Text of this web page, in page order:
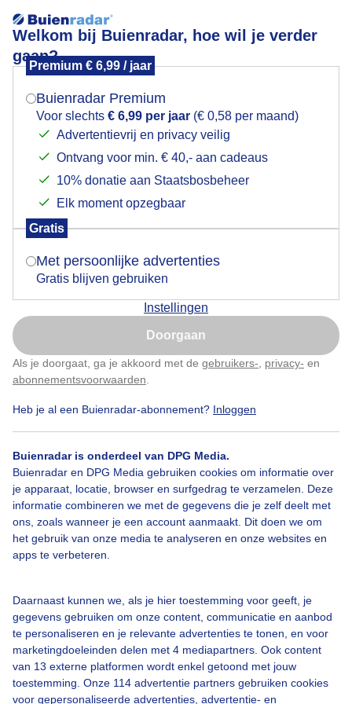
Welkom bij Buienradar, hoe wil je verder
gaan?
Premium € 6,99 / jaar
Buienradar Premium
Voor slechts € 6,99 per jaar (€ 0,58 per maand)
Advertentievrij en privacy veilig
Ontvang voor min. € 40,- aan cadeaus
10% donatie aan Staatsbosbeheer
Elk moment opzegbaar
Gratis
Met persoonlijke advertenties
Gratis blijven gebruiken
Instellingen
Doorgaan
Als je doorgaat, ga je akkoord met de gebruikers- privacy- en
abonnementsvoorwaarden
Heb je al een Buienradar-abonnement? Inloggen
Buienradar is onderdeel van DPG Media.
Buienradar en DPG Media gebruiken cookies om informatie over
je apparaat, locatie, browser en surfgedrag te verzamelen. Deze
informatie combineren we met de gegevens die je zelf deelt met
ons, zoals wanneer je een account aanmaakt. Dit doen we om
het gebruik van onze media te analyseren en onze websites en
apps te verbeteren.
Daarnaast kunnen we, als je hier toestemming voor geeft, je
gegevens gebruiken om onze content, communicatie en aanbod
te personaliseren en je relevante advertenties te tonen, en voor
marketingdoeleinden delen met 4 mediapartners. Ook content
van 13 externe platformen wordt enkel getoond met jouw
toestemming. Onze 114 advertentie partners gebruiken cookies
voor gepersonaliseerde advertenties, advertentie- en
spoorweg
Populaire categorieën
Lente
Zomer
Over Buienradar
Bedrijfsgegevens
Veelgestelde vragen
Contact
Gebruikersvoorwaarden
Adverteren
Buienradar Team
Privacy beleid
Mogen we je locatie gebruiken voor het
Indien je hier nog geen akkoord op hebt gegeven,
verschijnt er zo een pop-up uit je browser waarin
Is goed, toon de popup
Nu niet, misschien later
Klik hierom dit aan te passen